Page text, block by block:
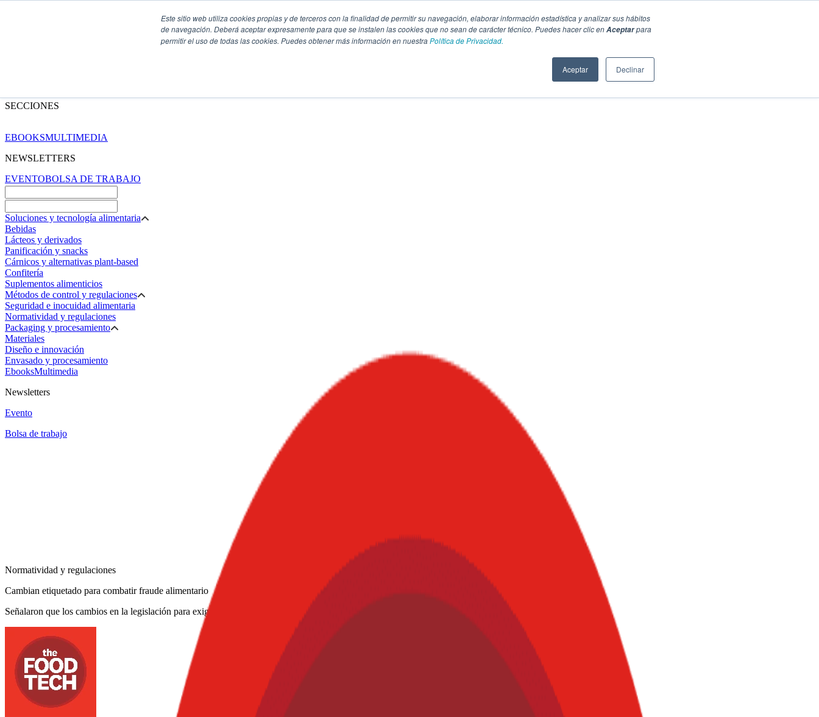
Este sitio web utiliza cookies propias y de terceros con la finalidad de permitir su navegación, elaborar información estadística y analizar sus hábitos
de navegación. Deberá aceptar expresamente para que se instalen las cookies que no sean de carácter técnico. Puedes hacer clic enAceptarpara
permitir el uso de todas las cookies. Puedes obtener más información en nuestraPolítica de Privacidad.
Aceptar Declinar
SECCIONES
EBOOKSMULTIMEDIA
NEWSLETTERS
EVENTOBOLSA DE TRABAJO
Soluciones y tecnología alimentaria
Bebidas
Lácteos y derivados
Panificación y snacks
Cárnicos y alternativas plant-based
Confitería
Suplementos alimenticios
Métodos de control y regulaciones
Seguridad e inocuidad alimentaria
Normatividad y regulaciones
Packaging y procesamiento
Materiales
Diseño e innovación
Envasado y procesamiento
EbooksMultimedia
Newsletters
Evento
Bolsa de trabajo
Normatividad y regulaciones
Cambian etiquetado para combatir fraude alimentario
Señalaron que los cambios en la legislación para exigir un mayor grado de información en las etiquetas de los alimentos y bebidas contribuirán a disminuir